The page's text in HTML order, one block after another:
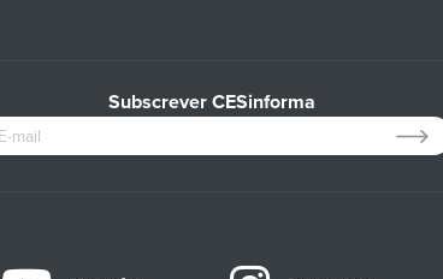
Subscrever CESinforma